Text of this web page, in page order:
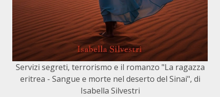
Servizi segreti, terrorismo e il romanzo "La ragazza
eritrea - Sangue e morte nel deserto del Sinai", di
Isabella Silvestri